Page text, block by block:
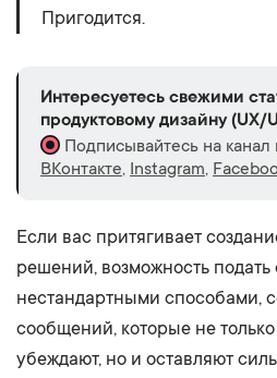
Пригодится.
Интересуетесь свежими
продуктовому дизайну (UX/
Подписывайтесь на канал
ВКонтакте, Instagram,
Если вас притягивает
решений, возможность
нестандартными способами,
сообщений, которые не
убеждают, но и оставляют